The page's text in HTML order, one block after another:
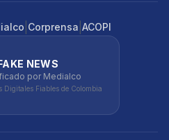
Corprensa ACOPI
NEWS
por Medialco
Digitales Fiables de Colombia